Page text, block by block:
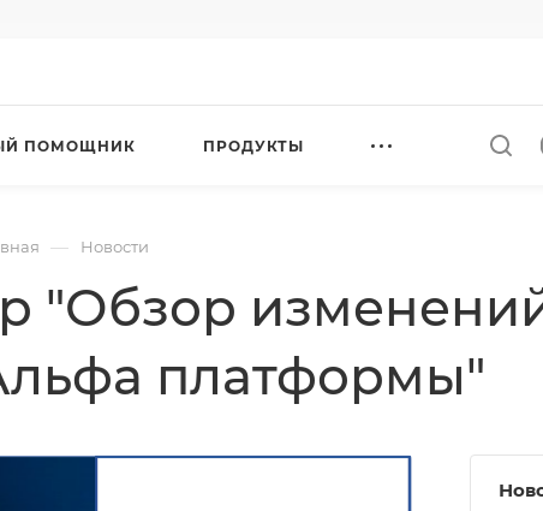
ПОМОЩНИК ПРОДУКТЫ
— Новости
"Обзор
платформы"